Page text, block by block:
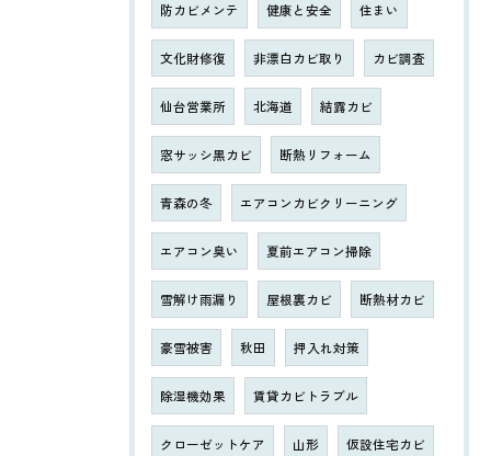
防カビメンテ 健康と安全 住まい
文化財修復 非漂白カビ取り カビ調査
仙台営業所 北海道 結露カビ
窓サッシ黒カビ 断熱リフォーム
青森の冬 エアコンカビクリーニング
エアコン臭い 夏前エアコン掃除
雪解け雨漏り 屋根裏カビ 断熱材カビ
豪雪被害 秋田 押入れ対策
除湿機効果 賃貸カビトラブル
クローゼットケア 山形 仮設住宅カビ